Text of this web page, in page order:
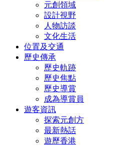
元創領域
設計視野
人物訪談
文化生活
位置及交通
歷史傳承
歷史軌跡
歷史焦點
歷史導賞
成為導賞員
遊客資訊
探索元創方
最新熱話
遊歷香港